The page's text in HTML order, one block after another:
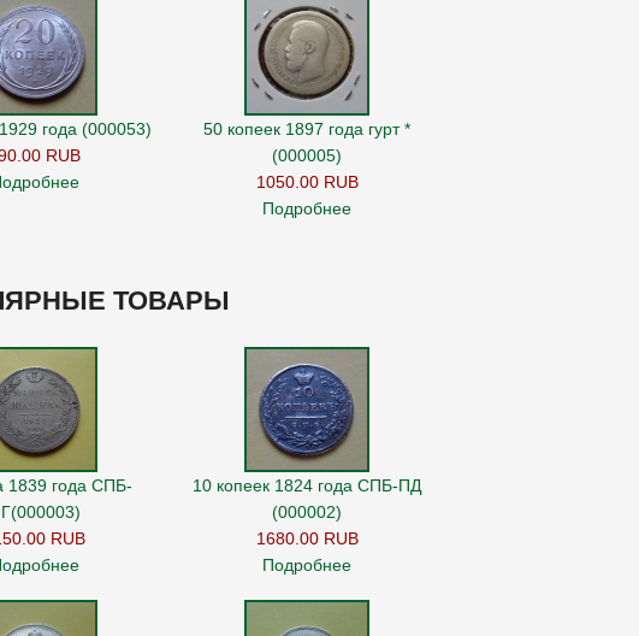
года (000053)
RUB
50 копеек 1897 года гурт *
(000005)
1050.00 RUB
Подробнее
ТОВАРЫ
1839 года СПБ-
RUB
10 копеек 1824 года СПБ-ПД
(000002)
1680.00 RUB
Подробнее